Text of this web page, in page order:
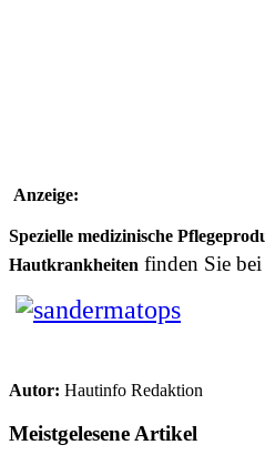
Anzeige:
Spezielle medizinische
Hautkrankheiten finden Sie bei
Autor: Hautinfo Redaktion
Meistgelesene Artikel